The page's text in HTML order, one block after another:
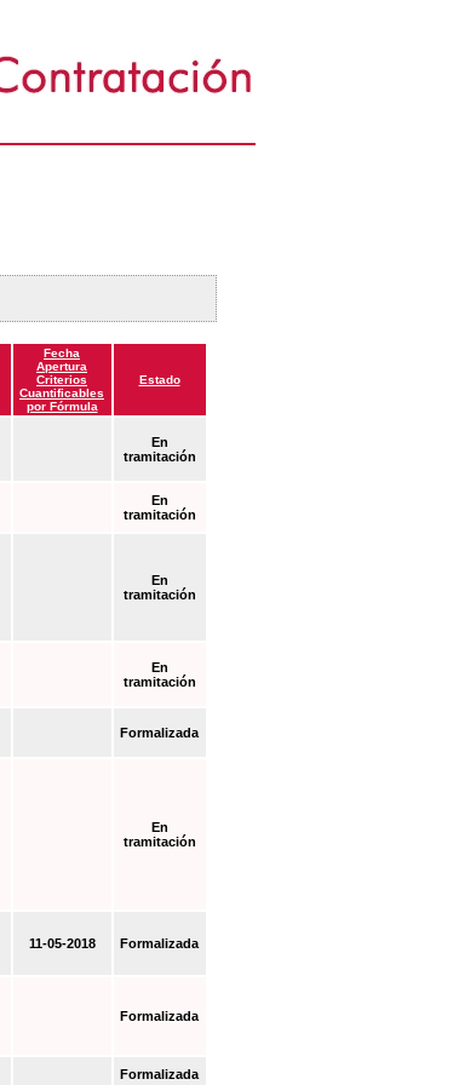
Fecha
Apertura
Criterios
Cuantificables
por Fórmula
Estado
En
tramitación
En
tramitación
En
tramitación
En
tramitación
Formalizada
En
tramitación
11-05-2018 Formalizada
Formalizada
Formalizada